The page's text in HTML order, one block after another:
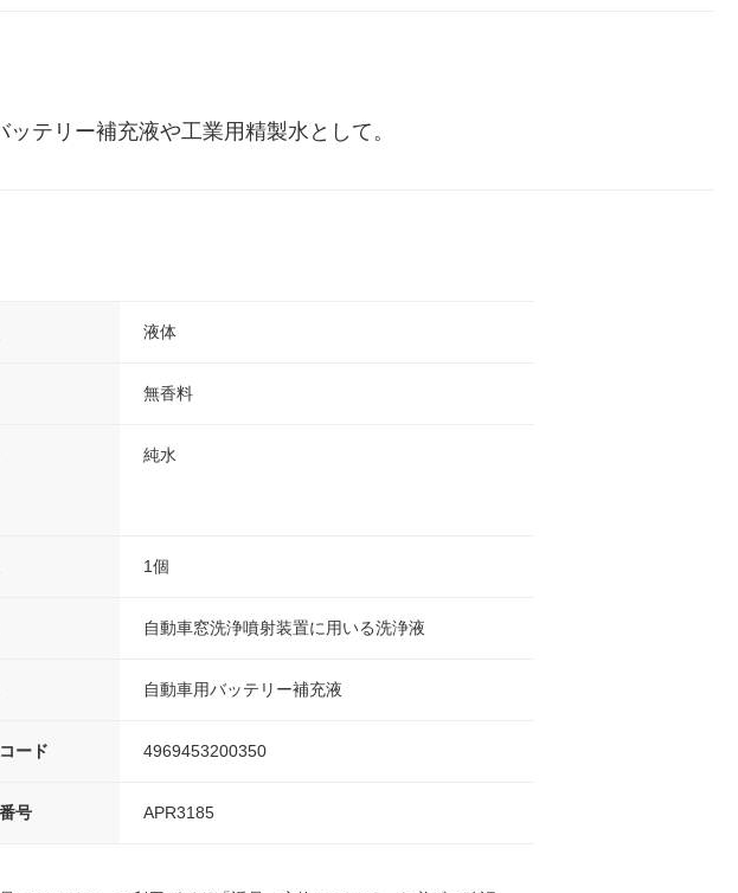
テリー補充液や工業用精製水として。
液体
無香料
純水
1個
自動車窓洗浄噴射装置に用いる洗浄液
自動車用バッテリー補充液
ード 4969453200350
号 APR3185